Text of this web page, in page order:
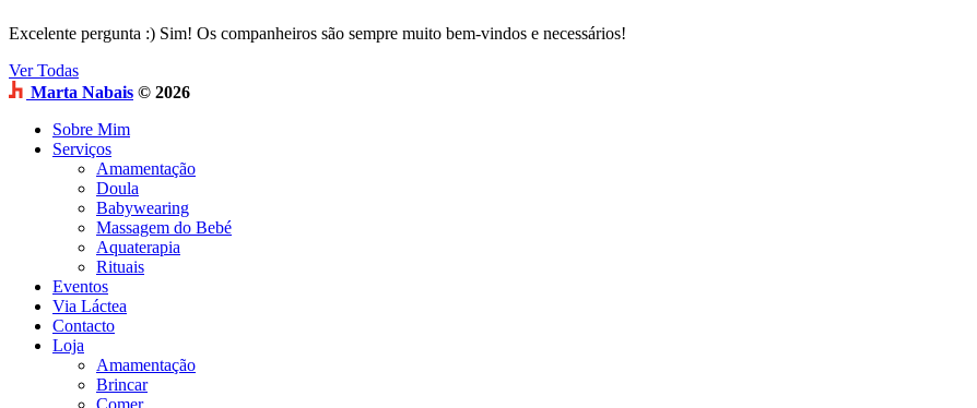
Excelente pergunta :) Sim! Os companheiros são sempre muito bem-vindos e necessários!
Ver Todas
Marta Nabais © 2026
Sobre Mim
Serviços
Amamentação
Doula
Babywearing
Massagem do Bebé
Aquaterapia
Rituais
Eventos
Via Láctea
Contacto
Loja
Amamentação
Brincar
Comer